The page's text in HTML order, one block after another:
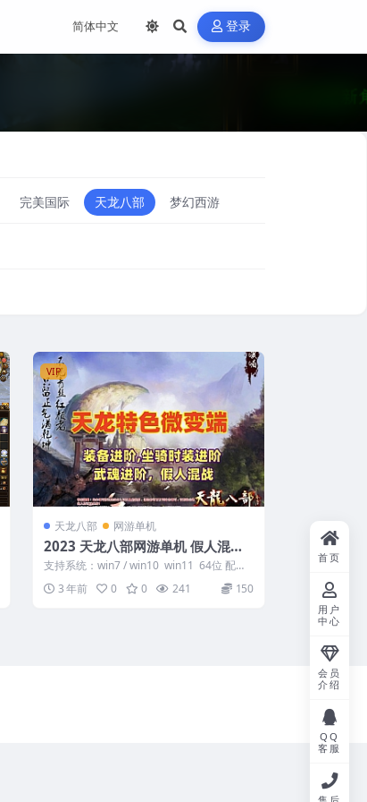
登录
完美国际 天龙八部 梦幻西游
VIP
天龙八部 网游单机
2023 天龙八部网游单机 假人混战
微变商业端
支持系统：win7 / win10 win11 64位 配置
3 年前 0 0 241 150
首页
用户
中心
会员
介绍
QQ
客服